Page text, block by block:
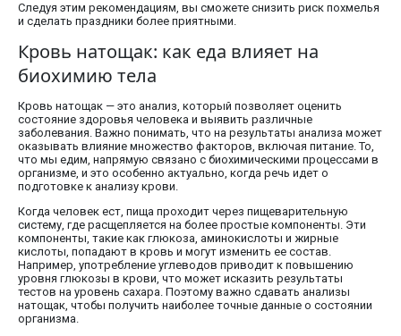
Следуя этим рекомендациям, вы сможете снизить риск похмелья
и сделать праздники более приятными.
Кровь натощак: как еда влияет на
биохимию тела
Кровь натощак — это анализ, который позволяет оценить
состояние здоровья человека и выявить различные
заболевания. Важно понимать, что на результаты анализа может
оказывать влияние множество факторов, включая питание. То,
что мы едим, напрямую связано с биохимическими процессами в
организме, и это особенно актуально, когда речь идет о
подготовке к анализу крови.
Когда человек ест, пища проходит через пищеварительную
систему, где расщепляется на более простые компоненты. Эти
компоненты, такие как глюкоза, аминокислоты и жирные
кислоты, попадают в кровь и могут изменить ее состав.
Например, употребление углеводов приводит к повышению
уровня глюкозы в крови, что может исказить результаты
тестов на уровень сахара. Поэтому важно сдавать анализы
натощак, чтобы получить наиболее точные данные о состоянии
организма.